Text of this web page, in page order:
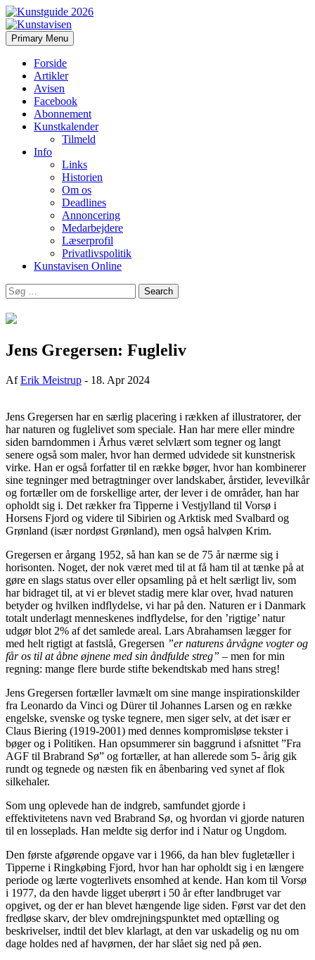
Kunstavisen
Search
Primary Menu Skip
to
Forside
Artikler
Avisen
Facebook
Abonnement
Kunstkalender
Tilmeld
Info
Links
Historien
Om os
Deadlines
Annoncering
Medarbejdere
Læserprofil
Privatlivspolitik
Kunstavisen Online
Search
for:
Jens Gregersen: Fugleliv
AfErik Meistrup - 18. Apr 2024
Jens Gregersen har en særlig placering i rækken af illustratorer, der
har naturen og fuglelivet som speciale. Han har mere eller mindre
siden barndommen i Århus været selvlært som tegner og langt
senere også som maler, hvor han dermed udvidede sit kunstnerisk
virke. Han er også forfatter til en række bøger, hvor han kombinerer
sine tegninger med betragtninger over landskaber, årstider, levevilkår
og fortæller om de forskellige arter, der lever i de områder, han har
opholdt sig i. Det rækker fra Tipperne i Vestjylland til Vorsø i
Horsens Fjord og videre til Sibirien og Arktisk med Svalbard og
Grønland (især nordøst Grønland), men også halvøen Krim.
Gregersen er årgang 1952, så han kan se de 75 år nærme sig i
horisonten. Noget, der nok været med til at få ham til at tænke på at
gøre en slags status over eller opsamling på et helt særligt liv, som
har bidraget til, at vi er blevet stadig mere klar over, hvad naturen
betyder og hvilken indflydelse, vi har på den. Naturen er i Danmark
totalt underlagt menneskenes indflydelse, for den ’rigtige’ natur
udgør blot 2% af det samlede areal. Lars Abrahamsen lægger for
med helt rigtigt at fastslå, Gregersen ”er naturens årvågne vogter og
får os til at åbne øjnene med sin åndfulde streg” – men for min
regning: mange flere burde stifte bekendtskab med hans streg!
Jens Gregersen fortæller lavmælt om sine mange inspirationskilder
fra Leonardo da Vinci og Dürer til Johannes Larsen og en række
engelske, svenske og tyske tegnere, men siger selv, at det især er
Claus Biering (1919-2001) med dennes kompromisløse tekster i
bøger og i Politiken. Han opsummerer sin baggrund i afsnittet ”Fra
AGF til Brabrand Sø” og fortæller, at han allerede som 5- årig gik
rundt og tegnede og næsten fik en åbenbaring ved synet af flok
silkehaler.
Som ung oplevede han de indgreb, samfundet gjorde i
effektivitetens navn ved Brabrand Sø, og hvordan vi gjorde naturen
til en losseplads. Han meldte sig derfor ind i Natur og Ungdom.
Den første afgørende opgave var i 1966, da han blev fugletæller i
Tipperne i Ringkøbing Fjord, hvor han har opholdt sig i en længere
periode og lærte vogterlivets ensomhed at kende. Han kom til Vorsø
i 1977, da den havde ligget uberørt i 50 år efter landbruget var
opgivet, og der er han blevet hængende lige siden. Først var det den
fredløse skarv, der blev omdrejningspunktet med optælling og
beskrivelser, indtil det blev klarlagt, at den var uskadelig og nu om
dage holdes ned af havørnen, der har slået sig ned på øen.